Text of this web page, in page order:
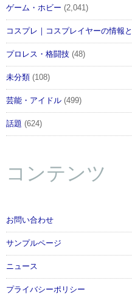
ゲーム・ホビー (2,041)
コスプレ｜コスプレイヤーの情報
プロレス・格闘技 (48)
未分類 (108)
芸能・アイドル (499)
話題 (624)
コンテンツ
お問い合わせ
サンプルページ
ニュース
プライバシーポリシー